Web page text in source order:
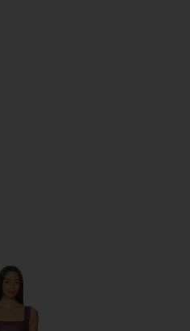
CUERO TILDE